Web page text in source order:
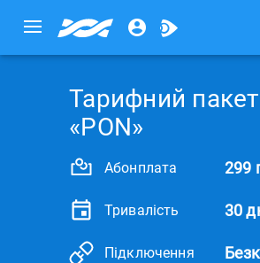
Тарифний пакет
«PON»
Абонплата 299
Тривалість 30
Підключення